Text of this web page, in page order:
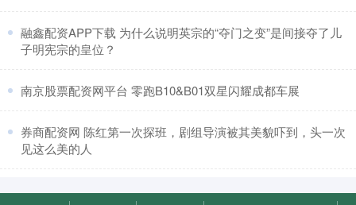
​融鑫配资APP下载 为什么说明英宗的“夺门之变”是间接夺了儿
子明宪宗的皇位？
​南京股票配资网平台 零跑B10&B01双星闪耀成都车展
​券商配资网 陈红第一次探班，剧组导演被其美貌吓到，头一次
见这么美的人